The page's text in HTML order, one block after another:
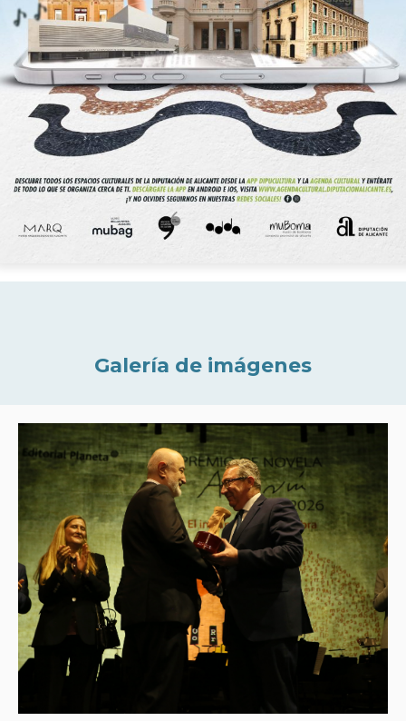
Galería de imágenes